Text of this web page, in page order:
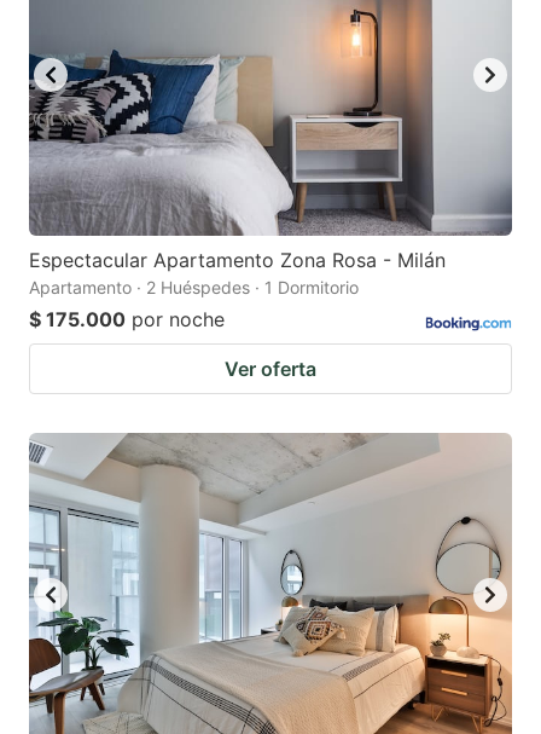
Espectacular Apartamento Zona Rosa - Milán
Apartamento · 2 Huéspedes · 1 Dormitorio
$ 175.000 por noche
Ver oferta